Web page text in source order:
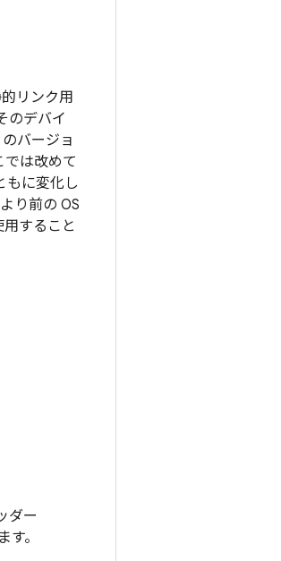
リンク用
のデバイ
バージョ
は改めて
もに変化し
り前の OS
すること
ダー
。